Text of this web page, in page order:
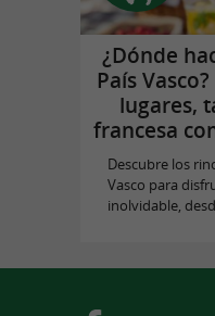
¿Dónde
País
lugares,
francesa
Descubre los
Vasco para
inolvidable,